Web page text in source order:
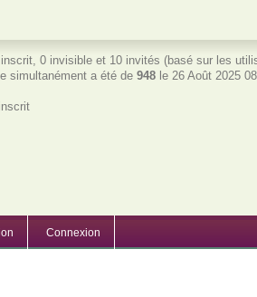
0 invisible et 10 invités (basé sur les
simultanément a été de948 le 26 Août 2025
Connexion